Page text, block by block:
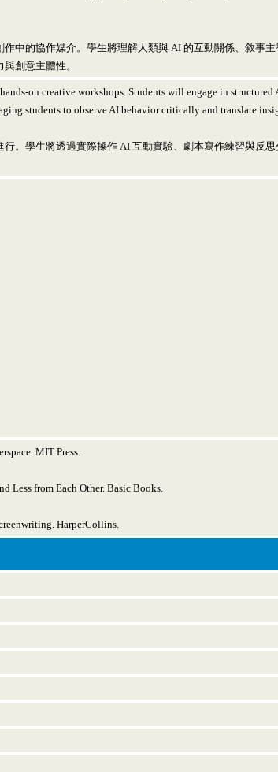
中的協作媒介。學生將理解人類與 AI 的互動關係、敘事
創意主體性。
on creative workshops. Students will engage in
students to observe AI behavior critically and translate
。學生將透過實際操作 AI 互動實驗、劇本寫作練習與反
MIT Press.
Less from Each Other. Basic Books.
HarperCollins.